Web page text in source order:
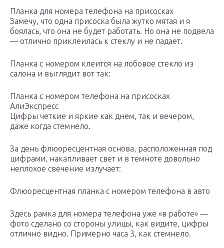
Планка для номера телефона на присосках
Замечу, что одна присоска была жутко мятая и я
боялась, что она не будет работать. Но она не подвела
— отлично приклеилась к стеклу и не падает.
Планка с номером клеится на лобовое стекло из
салона и выглядит вот так:
Планка с номером телефона на присосках
АлиЭкспресс
Цифры четкие и яркие как днем, так и вечером,
даже когда стемнело.
За день флюоресцентная основа, расположенная под
цифрами, накапливает свет и в темноте довольно
неплохое свечение излучает:
Флюоресцентная планка с номером телефона в авто
Здесь рамка для номера телефона уже «в работе» —
фото сделано со стороны улицы, как видите, цифры
отлично видно. Примерно часа 3, как стемнело.